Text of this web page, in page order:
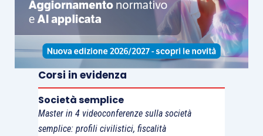
Corsi in evidenza
Società semplice
Master in 4 videoconferenze sulla società
semplice: profili civilistici, fiscalità